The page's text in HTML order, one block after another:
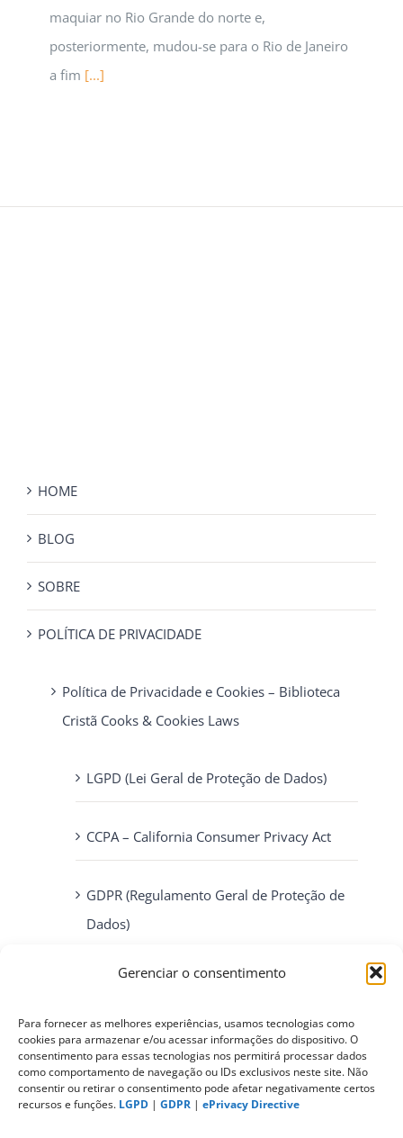
Gerenciar o consentimento
Para fornecer as melhores experiências, usamos tecnologias como
cookies para armazenar e/ou acessar informações do dispositivo. O
consentimento para essas tecnologias nos permitirá processar dados
como comportamento de navegação ou IDs exclusivos neste site. Não
consentir ou retirar o consentimento pode afetar negativamente certos
recursos e funções. LGPD | GDPR | ePrivacy Directive
maquiar no Rio Grande do norte e,
posteriormente, mudou-se para o Rio de Janeiro
a fim [...]
HOME
BLOG
SOBRE
POLÍTICA DE PRIVACIDADE
Política de Privacidade e Cookies – Biblioteca
Cristã Cooks & Cookies Laws
LGPD (Lei Geral de Proteção de Dados)
CCPA – California Consumer Privacy Act
GDPR (Regulamento Geral de Proteção de
Dados)
ePrivacy Directive (Diretiva ePrivacidade)
PIPEDA (Personal Information Protection
and Electronic Documents Act)